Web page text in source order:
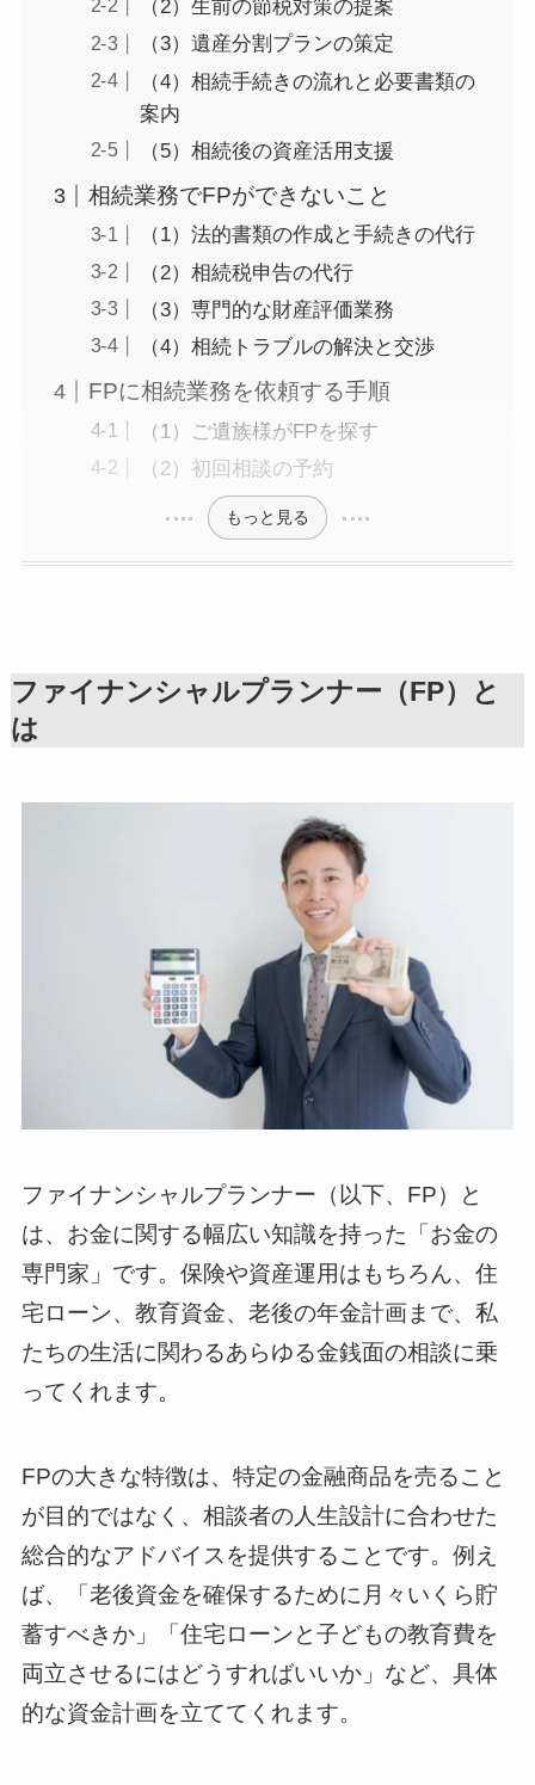
（2）生前の節税対策の提案
（3）遺産分割プランの策定
（4）相続手続きの流れと必要書類の
案内
（5）相続後の資産活用支援
相続業務でFPができないこと
（1）法的書類の作成と手続きの代行
（2）相続税申告の代行
（3）専門的な財産評価業務
（4）相続トラブルの解決と交渉
FPに相続業務を依頼する手順
（1）ご遺族様がFPを探す
（2）初回相談の予約
もっと見る
ファイナンシャルプランナー（FP）と
は
ファイナンシャルプランナー（以下、FP）と
は、お金に関する幅広い知識を持った「お金の
専門家」です。保険や資産運用はもちろん、住
宅ローン、教育資金、老後の年金計画まで、私
たちの生活に関わるあらゆる金銭面の相談に乗
ってくれます。
FPの大きな特徴は、特定の金融商品を売ること
が目的ではなく、相談者の人生設計に合わせた
総合的なアドバイスを提供することです。例え
ば、「老後資金を確保するために月々いくら貯
蓄すべきか」「住宅ローンと子どもの教育費を
両立させるにはどうすればいいか」など、具体
的な資金計画を立ててくれます。